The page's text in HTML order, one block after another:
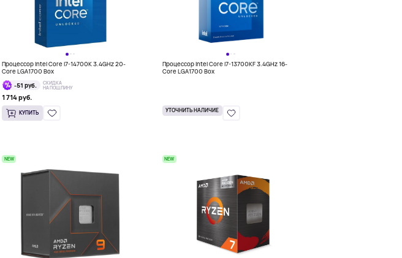
Процессор Intel Core i7-14700K 3.4GHz 20-
Core LGA1700 Box
-51 руб.
СКИДКА
НА ПОШЛИНУ
1 714 руб.
КУПИТЬ
Процессор Intel Core i7-13700KF 3.4GHz 16-
Core LGA1700 Box
УТОЧНИТЬ НАЛИЧИЕ
NEW NEW